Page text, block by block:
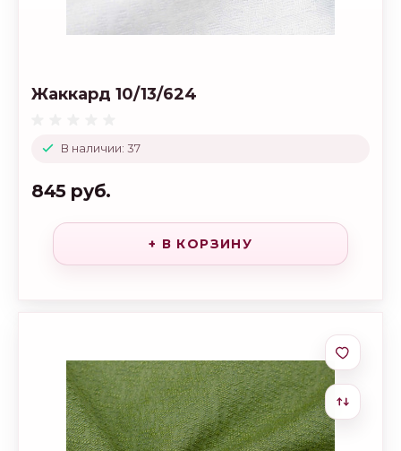
В наличии: 37
Жаккард 10/13/624
845 руб.
+ В КОРЗИНУ